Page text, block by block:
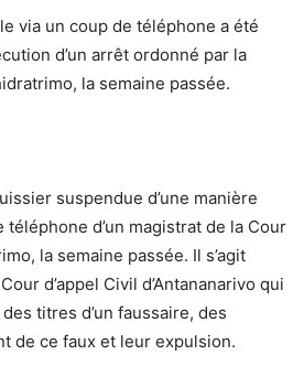
via un coup de téléphone a été
d’un arrêt ordonné par la
la semaine passée.
suspendue d’une manière
d’un magistrat de la Cour
la semaine passée. Il s’agit
d’appel Civil d’Antananarivo qui
titres d’un faussaire, des
de ce faux et leur expulsion.